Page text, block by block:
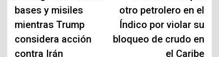
entradas
bases y misiles
mientras Trump
considera acción
contra Irán
otro petrolero en el
Índico por violar su
bloqueo de crudo en
el Caribe